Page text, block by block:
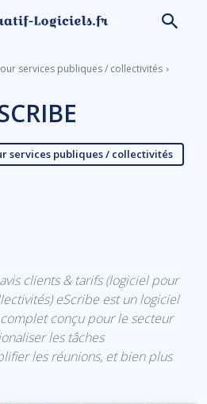
services publiques / collectivités
services publiques / collectivités
clients & tarifs (logiciel pour
eScribe est un logiciel
conçu pour le secteur
les tâches
les réunions, et bien plus